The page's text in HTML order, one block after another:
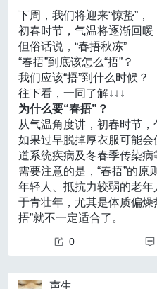
究来印证。
如反复TIA或轻度梗死
佳，可考虑更换或联合氯吡
监测出血风险。
对儿童缺血型烟雾病，
高质量研究证实阿司匹林能
应在充分了解脑血流储备并
师进行个体化决策。
急性期的出血型烟雾病
与抗凝药物；稳定期的烟雾
方式是血运重建，单纯依靠
他汀在烟雾病中的治疗
在保留神话原型精神
代语境下的价值表达，并通
实现了超越年龄边界的文化
吒2》巧妙运用了双重编码
个人都能在电影当中获得自
影片也是“和而不同”的中国
《哪吒2》既保留了传统文
装和讲述这些故事，因而
当代诉求的阐述空间。
“电影中的哪吒依旧令
旧勇敢，但他的故事又融
道，“这部电影的成功不仅
力上，更是其为中国动画
示。希望未来我们能够在全
为中国文化的传播贡献更大
主讲人：
（含8万元）的经费支持，
2.京内交流活动
项目说明：
开展京内老科技工作者相关
动，促进老科技工作者相
项目要求：
根据申报情况择优支持1场
过2天，最高给予不超过5
受益不少于100人次。
三、
项目周期
项目周期：自签订合同日
活动，2025年12月31日前
料。
四、
申报要求
（一）申报资格条件
北京地区有独立法人资格
这并非科幻小说中的情节，
津大学脑机海河实验室联合
脑计算芯片的“双环路”无创
这一脑海中的想象搬到了现
这一脑机接口系统是如何
它的创新性体现在什么方面
下周，我们将迎来“惊蛰”，
初春时节，气温将逐渐回暖
但俗话说，“春捂秋冻”
“春捂”到底该怎么“捂”？
我们应该“捂”到什么时候？
往下看，一同了解↓↓↓
为什么要“春捂”？
从气温角度讲，初春时节，
如果过早脱掉厚衣服可能
道系统疾病及冬春季传染病
需要注意的是，“春捂”的
年轻人、抵抗力较弱的老
于青壮年，尤其是体质偏燥
捂”就不一定适合了。
到底该咋“捂”？
如果“捂”时不觉得咽干舌燥
0
声生